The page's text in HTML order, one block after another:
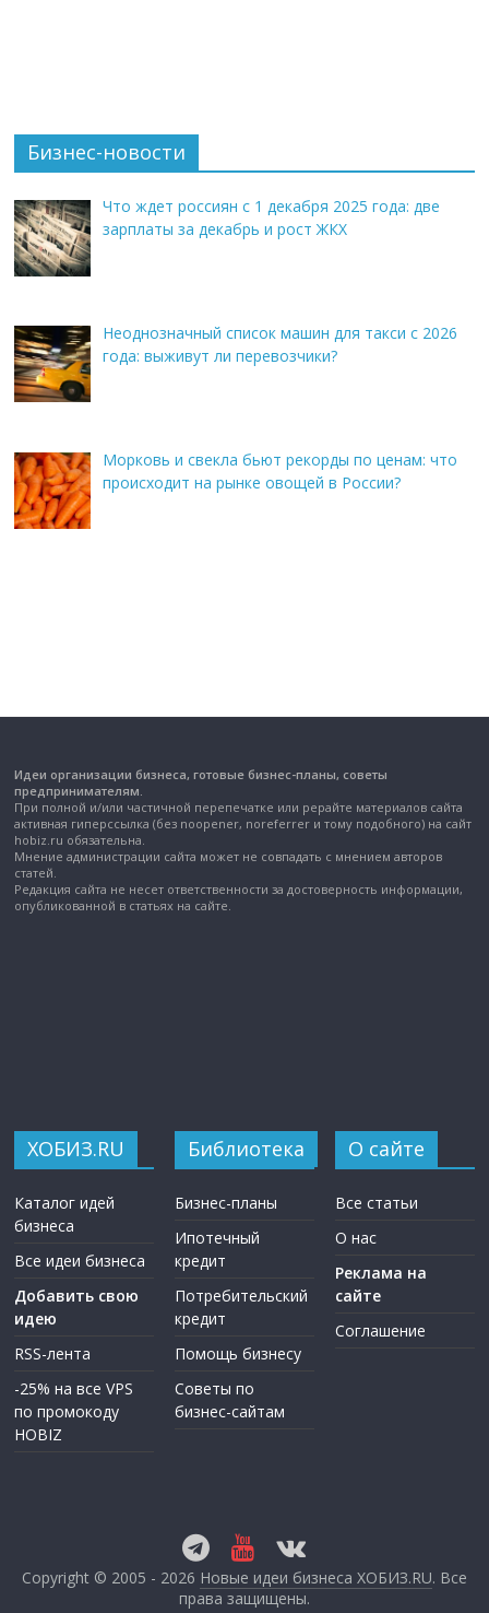
Бизнес-новости
Что ждет россиян с 1 декабря 2025 года: две
зарплаты за декабрь и рост ЖКХ
Неоднозначный список машин для такси с 2026
года: выживут ли перевозчики?
Морковь и свекла бьют рекорды по ценам: что
происходит на рынке овощей в России?
Идеи организации бизнеса, готовые бизнес-планы, советы
предпринимателям.
При полной и/или частичной перепечатке или рерайте материалов сайта
активная гиперссылка (без noopener, noreferrer и тому подобного) на сайт
hobiz.ru обязательна.
Мнение администрации сайта может не совпадать с мнением авторов
статей.
Редакция сайта не несет ответственности за достоверность информации,
опубликованной в статьях на сайте.
ХОБИЗ.RU
Каталог идей
бизнеса
Все идеи бизнеса
Добавить свою
идею
RSS-лента
-25% на все VPS
по промокоду
HOBIZ
Библиотека
Бизнес-планы
Ипотечный
кредит
Потребительский
кредит
Помощь бизнесу
Советы по
бизнес-сайтам
О сайте
Все статьи
О нас
Реклама на
сайте
Соглашение
Copyright © 2005 - 2026 Новые идеи бизнеса ХОБИЗ.RU. Все
права защищены.